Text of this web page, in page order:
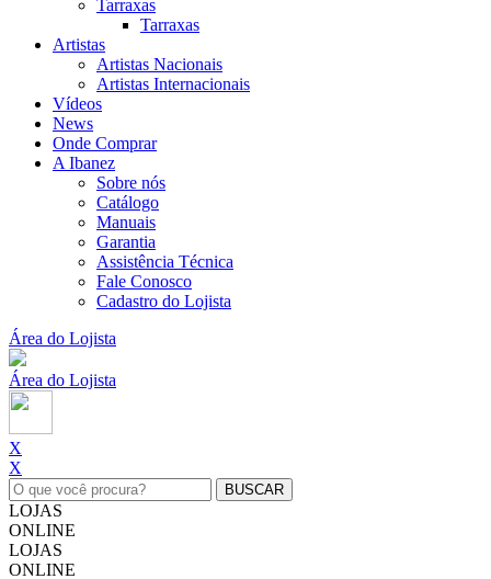
Tarraxas
Tarraxas
Artistas
Artistas Nacionais
Artistas Internacionais
Vídeos
News
Onde Comprar
A Ibanez
Sobre nós
Catálogo
Manuais
Garantia
Assistência Técnica
Fale Conosco
Cadastro do Lojista
Área do Lojista
Área do Lojista
X
X
LOJAS
ONLINE
LOJAS
ONLINE